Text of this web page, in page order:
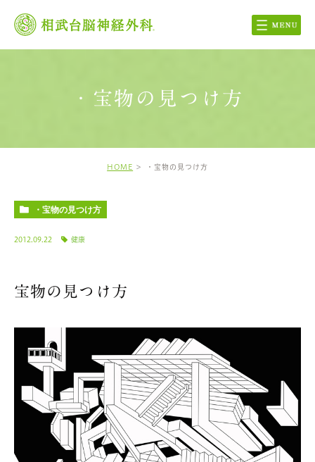
・宝物の見つけ方
HOME ・宝物の見つけ方
・宝物の見つけ方
2012.09.22 健康
宝物の見つけ方